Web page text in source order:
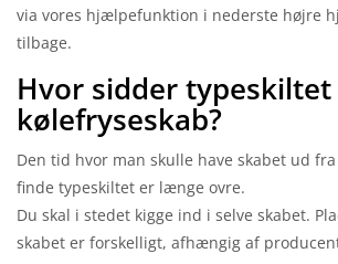
via vores hjælpefunktion i nederste højre
tilbage.
Hvor sidder
kølefryseskab?
Den tid hvor man skulle have skabet ud
finde typeskiltet er længe ovre.
Du skal i stedet kigge ind i selve skabet.
skabet er forskelligt, afhængig af